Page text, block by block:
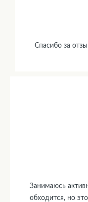
Спасибо за
Занимаюсь
обходится, но